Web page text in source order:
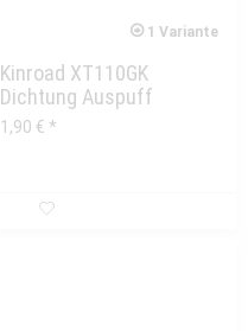
1 Variante
Kinroad XT110GK
Dichtung Auspuff
1,90 € *